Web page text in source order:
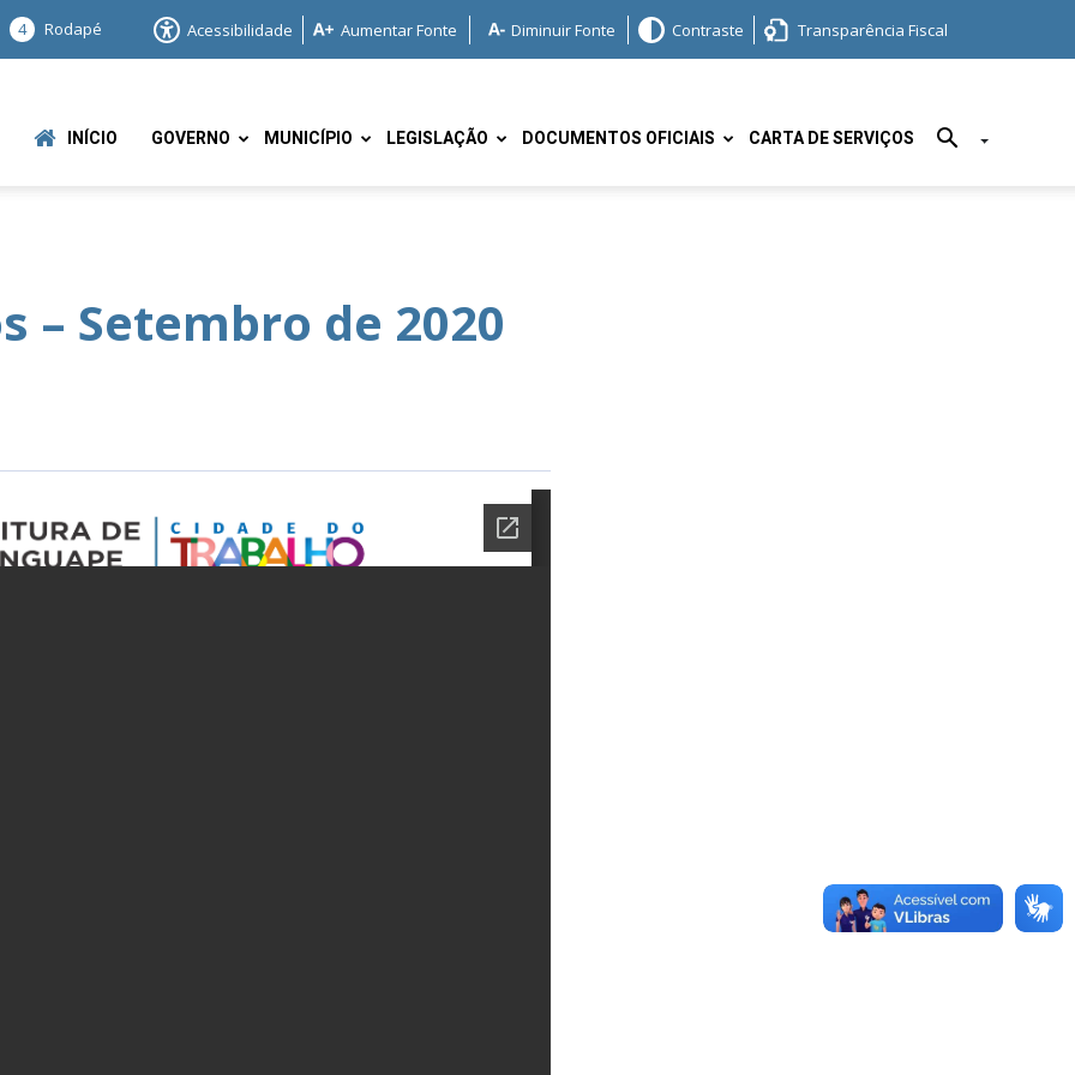
4 Rodapé Acessibilidade Aumentar Fonte Diminuir Fonte Contraste Transparência Fiscal
INÍCIO GOVERNO MUNICÍPIO LEGISLAÇÃO DOCUMENTOS OFICIAIS CARTA DE SERVIÇOS
– Setembro de 2020